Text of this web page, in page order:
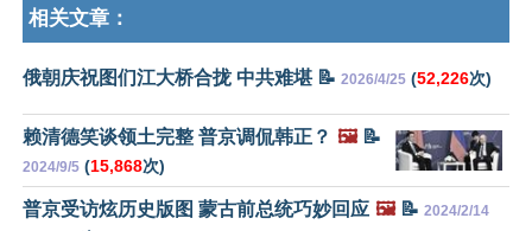
相关文章：
俄朝庆祝图们江大桥合拢 中共难堪 📝 2026/4/25 (52,226次)
赖清德笑谈领土完整 普京调侃韩正？ 🖼️📝
2024/9/5 (15,868次)
普京受访炫历史版图 蒙古前总统巧妙回应 🖼️📝 2024/2/14